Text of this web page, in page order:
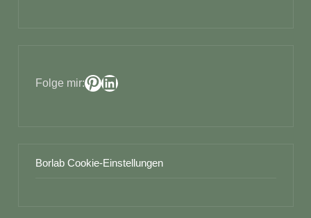
Folge mir:Pinterest
LinkedIn
Borlab Cookie-Einstellungen